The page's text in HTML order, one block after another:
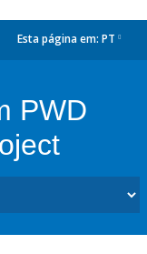
Esta página em: PT
PWD